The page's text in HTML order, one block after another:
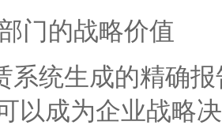
的战略价值
统生成的精确报
以成为企业战略